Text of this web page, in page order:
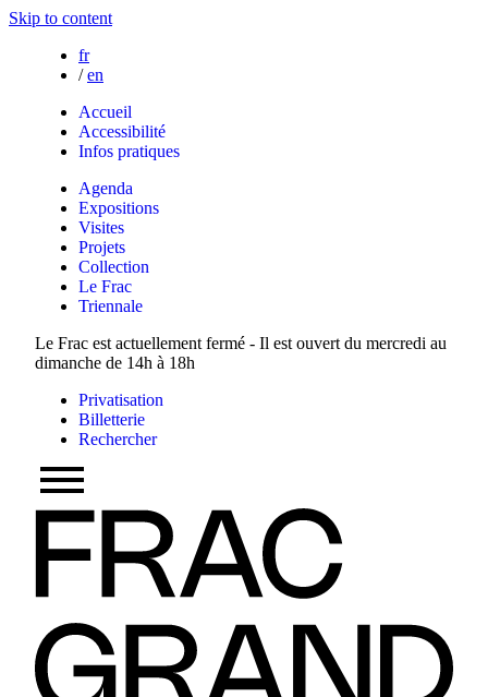
Skip to content
fr
/ en
Accueil
Accessibilité
Infos pratiques
Agenda
Expositions
Visites
Projets
Collection
Le Frac
Triennale
Le Frac est actuellement fermé - Il est ouvert du mercredi au
dimanche de 14h à 18h
Privatisation
Billetterie
Rechercher